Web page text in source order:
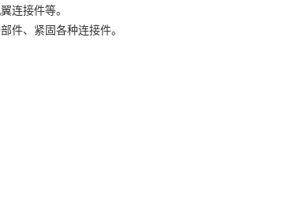
连接件等。
件、紧固各种连接件。